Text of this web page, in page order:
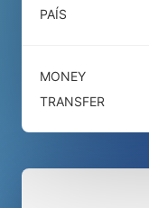
PAÍS
MONEY
TRANSFER